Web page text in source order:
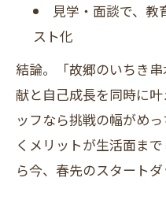
見学・面談で、教
スト化
結論。「故郷のいちき
献と自己成長を同時に
ッフなら挑戦の幅がめ
くメリットが生活面ま
ら今、春先のスタート